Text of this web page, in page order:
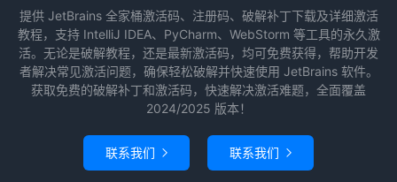
提供 JetBrains 全家桶激活码、注册码、破解补丁下载及详细激活
教程，支持 IntelliJ IDEA、PyCharm、WebStorm 等工具的永久激
活。无论是破解教程，还是最新激活码，均可免费获得，帮助开发
者解决常见激活问题，确保轻松破解并快速使用 JetBrains 软件。
获取免费的破解补丁和激活码，快速解决激活难题，全面覆盖
2024/2025 版本！
联系我们  联系我们 